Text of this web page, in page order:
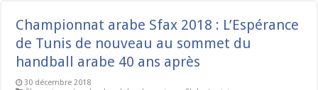
Championnat arabe Sfax 2018 : L’Espérance
de Tunis de nouveau au sommet du
handball arabe 40 ans après
30 décembre 2018